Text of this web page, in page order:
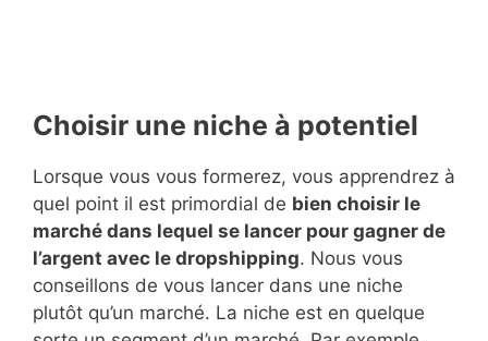
Choisir une niche à potentiel
Lorsque vous vous formerez, vous apprendrez à
quel point il est primordial de bien choisir le
marché dans lequel se lancer pour gagner de
l’argent avec le dropshipping. Nous vous
conseillons de vous lancer dans une niche
plutôt qu’un marché. La niche est en quelque